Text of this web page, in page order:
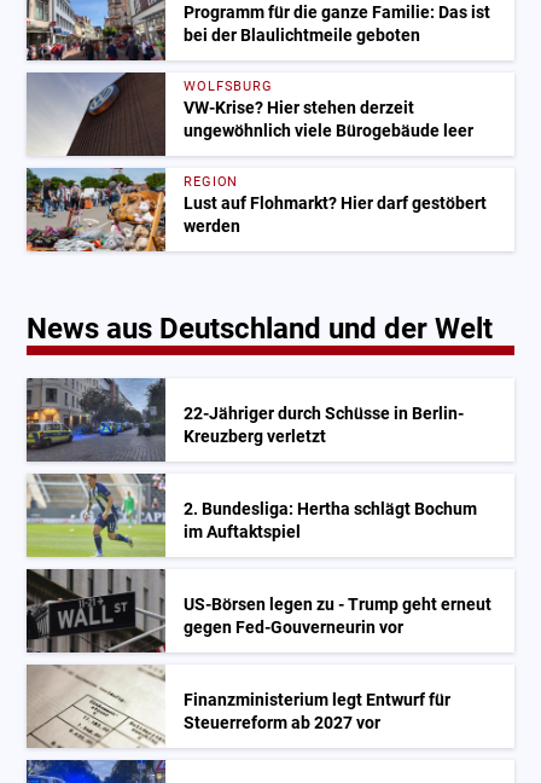
Programm für die ganze Familie: Das ist
bei der Blaulichtmeile geboten
WOLFSBURG
VW-Krise? Hier stehen derzeit
ungewöhnlich viele Bürogebäude leer
REGION
Lust auf Flohmarkt? Hier darf gestöbert
werden
News aus Deutschland und der Welt
22-Jähriger durch Schüsse in Berlin-
Kreuzberg verletzt
2. Bundesliga: Hertha schlägt Bochum
im Auftaktspiel
US-Börsen legen zu - Trump geht erneut
gegen Fed-Gouverneurin vor
Finanzministerium legt Entwurf für
Steuerreform ab 2027 vor